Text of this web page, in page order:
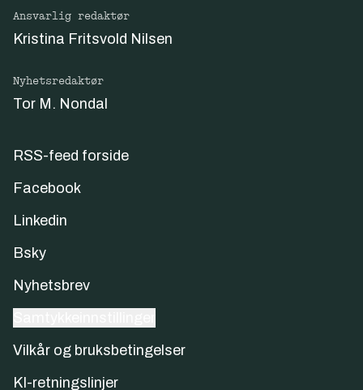
Ansvarlig redaktør
Kristina Fritsvold Nilsen
Nyhetsredaktør
Tor M. Nondal
RSS-feed forside
Facebook
Linkedin
Bsky
Nyhetsbrev
Vilkår og bruksbetingelser
KI-retningslinjer